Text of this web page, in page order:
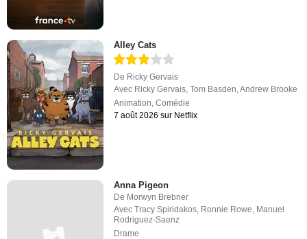
Alley Cats
De Ricky Gervais
Avec Ricky Gervais,Tom Basden,Andrew Brooke
Animation,Comédie
7 août 2026 sur Netflix
Anna Pigeon
De Morwyn Brebner
AvecTracy Spiridakos Ronnie Rowe Manuel
Rodriguez-Saenz
Drame